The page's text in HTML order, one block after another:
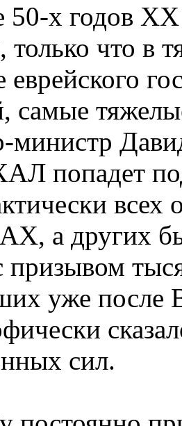
50-х годов
только что в
еврейского
самые
министр
попадет
а других
призывом
уже после
сил.